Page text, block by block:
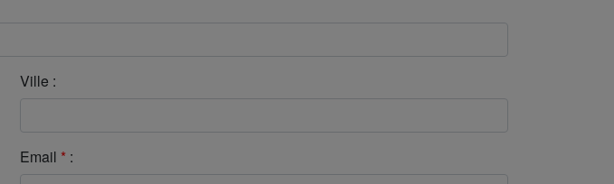
Ville :
Email * :